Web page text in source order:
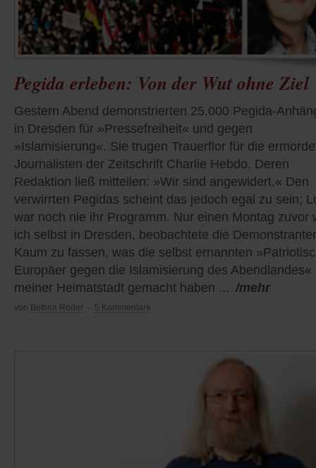
Pegida erleben: Von der Wut ohne Ziel
Gestern Abend demonstrierten 25.000 Pegida-
in Dresden für »Pressefreiheit« und gegen
»Islamisierung«. Sie trugen Trauerflor für die
Journalisten der Zeitschrift Charlie Hebdo. Deren
Redaktion ließ mitteilen: »Wir sind angewidert.« Den
verwirrten Pegidas scheint das jedoch egal zu sein;
war noch nie ihr Programm. Nur einen Montag zuvor
ich selbst in Dresden, beobachtete die
Kaum zu fassen, was die selbst ernannten
Europäer gegen die Islamisierung des Abendlandes«
meiner Heimatstadt gemacht haben ... /mehr
von Bettina Röder 5 Kommentare